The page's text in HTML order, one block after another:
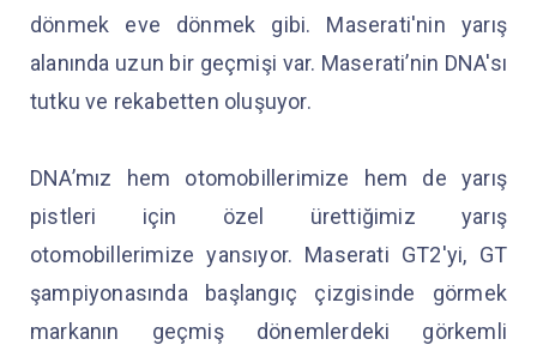
dönmek eve dönmek gibi. Maserati'nin yarış
alanında uzun bir geçmişi var. Maserati’nin DNA'sı
tutku ve rekabetten oluşuyor.
DNA’mız hem otomobillerimize hem de yarış
pistleri için özel ürettiğimiz yarış
otomobillerimize yansıyor. Maserati GT2'yi, GT
şampiyonasında başlangıç çizgisinde görmek
markanın geçmiş dönemlerdeki görkemli